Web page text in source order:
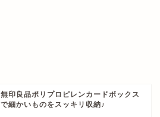
無印良品ポリプロピレンカードボックス
で細かいものをスッキリ収納♪